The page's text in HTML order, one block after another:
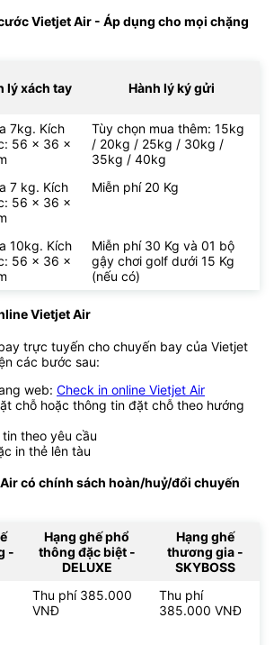
Vietjet Air - Áp dụng cho mọi chặng
lý xách tay Hành lý ký gửi
7kg. Kích
56 x 36 x
Tùy chọn mua thêm: 15kg
/ 20kg / 25kg / 30kg /
35kg / 40kg
7 kg. Kích
56 x 36 x
Miễn phí 20 Kg
10kg. Kích
56 x 36 x
Miễn phí 30 Kg và 01 bộ
gậy chơi golf dưới 15 Kg
(nếu có)
Vietjet Air
trực tuyến cho chuyến bay của Vietjet
các bước sau:
web: Check in online Vietjet Air
chỗ hoặc thông tin đặt chỗ theo hướng
tin theo yêu cầu
in thẻ lên tàu
có chính sách hoàn/huỷ/đổi chuyến
-
Hạng ghế phổ
thông đặc biệt -
DELUXE
Hạng ghế
thương gia -
SKYBOSS
Thu phí 385.000
VNĐ
Thu phí
385.000 VNĐ